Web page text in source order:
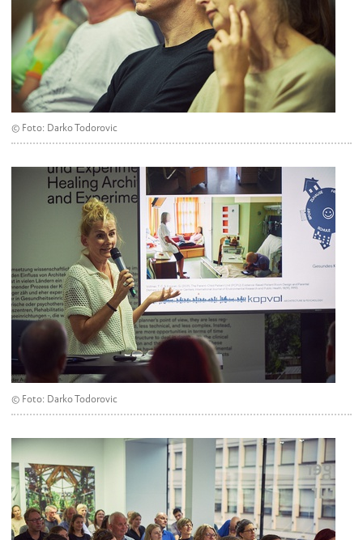
© Foto: Darko Todorovic
© Foto: Darko Todorovic